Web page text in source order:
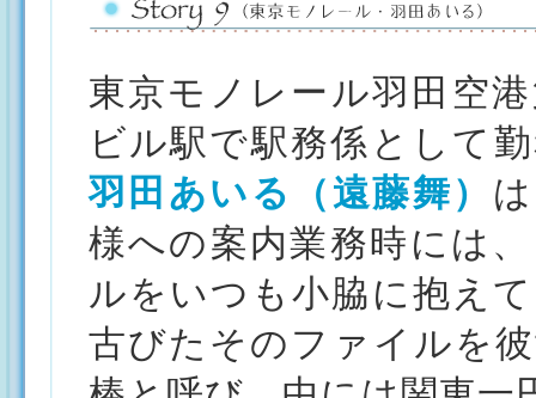
東京モノレール羽田空
ビル駅で駅務係として
羽田あいる（遠藤舞）
様への案内業務時には
ルをいつも小脇に抱え
古びたそのファイルを